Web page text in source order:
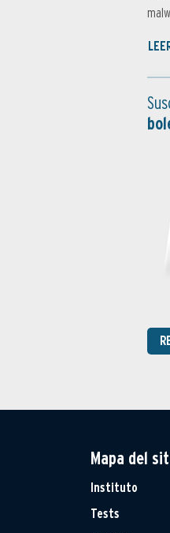
Mapa del
Instituto
Tests